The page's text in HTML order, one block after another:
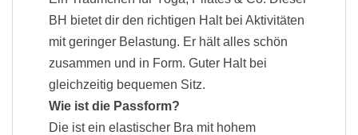
BH bietet dir den richtigen Halt bei Aktivitäten
mit geringer Belastung. Er hält alles schön
zusammen und in Form. Guter Halt bei
gleichzeitig bequemen Sitz.
Wie ist die Passform?
Die ist ein elastischer Bra mit hohem